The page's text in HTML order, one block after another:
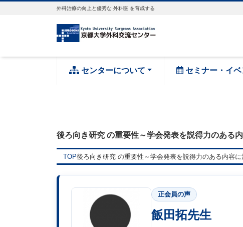
外科治療の向上と優秀な 外科医 を育成する
センターについて セミナー・イ
後ろ向き研究 の重要性～学会発表を説得力のある
TOP後ろ向き研究 の重要性～学会発表を説得力のある内容に
正会員の声
飯田拓先生